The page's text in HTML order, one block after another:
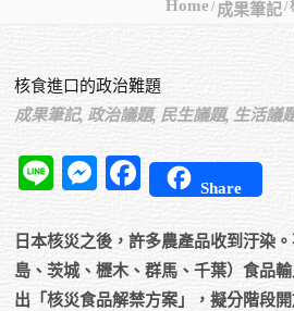
Home 成果筆記
核食進口的政治難題
成果筆記, 政治議題, 民生議題, 生活議
Line MessengerFacebook
Share
日本核災之後，許多農產品收到汙染
島、茨城、櫪木、群馬、千葉）食品
出「核災食品解禁方案」，擬分階段